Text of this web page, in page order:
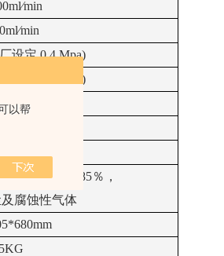
以帮
0ml∕min
0ml∕min
设定0.4 Mpa)
0.4 Mpa)
Mpa
相对湿度：≤ 85％，
腐蚀性气体
KG